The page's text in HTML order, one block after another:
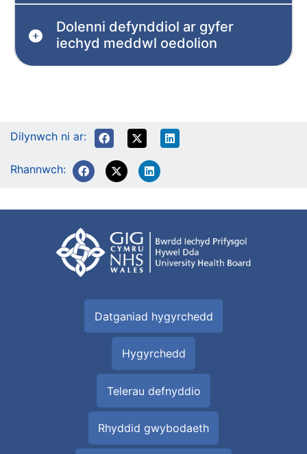
Dolenni defynddiol ar gyfer
iechyd meddwl oedolion
Dilynwch ni ar:
Rhannwch:
Datganiad hygyrchedd
Hygyrchedd
Telerau defnyddio
Rhyddid gwybodaeth